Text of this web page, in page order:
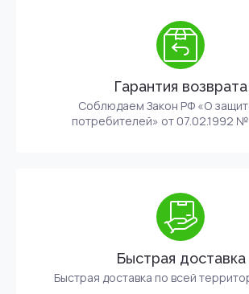
Гарантия возврата
Соблюдаем Закон РФ «О
потребителей» от 07.02.1992
Быстрая доставка
Быстрая доставка по всей